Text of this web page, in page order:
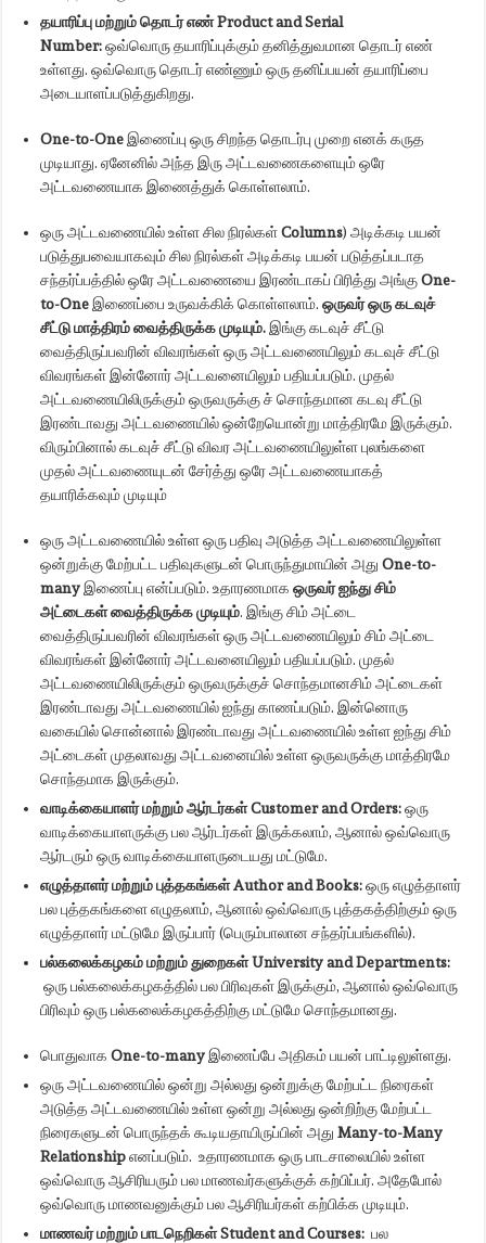
தயாரிப்பு மற்றும் தொடர் எண்Product and Serial
Number:ஒவ்வொரு தயாரிப்புக்கும் தனித்துவமான தொடர் எண்
உள்ளது. ஒவ்வொரு தொடர் எண்ணும் ஒரு தனிப்பயன் தயாரிப்பை
அடையாளப்படுத்துகிறது.
One-to-Oneஇணைப்பு ஒரு சிறந்த தொடர்பு முறை எனக் கருத
முடியாது. ஏனேனில் அந்த இரு அட்டவணைகளையும் ஒரே
அட்டவணையாக இணைத்துக் கொள்ளலாம்.
ஒரு அட்டவணையில் உள்ள சில நிரல்கள்Columns) அடிக்கடி பயன்
படுத்துபவையாகவும் சில நிரல்கள் அடிக்கடி பயன் படுத்தப்படாத
சந்தர்ப்பத்தில் ஒரே அட்டவணையை இரண்டாகப் பிரித்து அங்குOne-
to-Oneஇணைப்பை உருவக்கிக் கொள்ளலாம்.ஒருவர் ஒரு கடவுச்
சீட்டு மாத்திரம் வைத்திருக்க முடியும்.இங்கு கடவுச் சீட்டு
வைத்திருப்பவரின் விவரங்கள் ஒரு அட்டவணையிலும் கடவுச் சீட்டு
விவரங்கள் இன்னோர் அட்டவனையிலும் பதியப்படும். முதல்
அட்டவணையிலிருக்கும் ஒருவருக்கு ச் சொந்தமான கடவு சீட்டு
இரண்டாவது அட்டவணையில் ஒன்றேயொன்று மாத்திரமே இருக்கும்.
விரும்பினால் கடவுச் சீட்டு விவர அட்டவணையிலுள்ள புலங்களை
முதல் அட்டவணையுடன் சேர்த்து ஒரே அட்டவணையாகத்
தயாரிக்கவும் முடியும்
ஒரு அட்டவணையில் உள்ள ஒரு பதிவு அடுத்த அட்டவணையிலுள்ள
ஒன்றுக்கு மேற்பட்ட பதிவுகளுடன் பொருந்துமாயின் அதுOne-to-
manyஇணைப்பு என்ப்படும். உதாரணமாகஒருவர் ஐந்து சிம்
அட்டைகள் வைத்திருக்க முடியும். இங்கு சிம் அட்டை
வைத்திருப்பவரின் விவரங்கள் ஒரு அட்டவணையிலும் சிம் அட்டை
விவரங்கள் இன்னோர் அட்டவனையிலும் பதியப்படும். முதல்
அட்டவணையிலிருக்கும் ஒருவருக்குச் சொந்தமானசிம் அட்டைகள்
இரண்டாவது அட்டவணையில் ஐந்து காணப்படும். இன்னொரு
வகையில் சொன்னால் இரண்டாவது அட்டவணையில் உள்ள ஐந்து சிம்
அட்டைகள் முதலாவது அட்டவனையில் உள்ள ஒருவருக்கு மாத்திரமே
சொந்தமாக இருக்கும்.
வாடிக்கையாளர் மற்றும் ஆர்டர்கள்Customer and Orders:ஒரு
வாடிக்கையாளருக்கு பல ஆர்டர்கள் இருக்கலாம், ஆனால் ஒவ்வொரு
ஆர்டரும் ஒரு வாடிக்கையாளருடையது மட்டுமே.
எழுத்தாளர் மற்றும் புத்தகங்கள்Author and Books:ஒரு எழுத்தாளர்
பல புத்தகங்களை எழுதலாம், ஆனால் ஒவ்வொரு புத்தகத்திற்கும் ஒரு
எழுத்தாளர் மட்டுமே இருப்பார் (பெரும்பாலான சந்தர்ப்பங்களில்).
பல்கலைக்கழகம் மற்றும் துறைகள்University and Departments:
ஒரு பல்கலைக்கழகத்தில் பல பிரிவுகள் இருக்கும், ஆனால் ஒவ்வொரு
பிரிவும் ஒரு பல்கலைக்கழகத்திற்கு மட்டுமே சொந்தமானது.
பொதுவாகOne-to-manyஇணைப்பே அதிகம் பயன் பாட்டிலுள்ளது.
ஒரு அட்டவணையில் ஒன்று அல்லது ஒன்றுக்கு மேற்பட்ட நிரைகள்
அடுத்த அட்டவணையில் உள்ள ஒன்று அல்லது ஒன்றிற்கு மேற்பட்ட
நிரைகளுடன் பொருந்தக் கூடியதாயிருப்பின் அது Many-to-Many
Relationshipஎனப்படும். உதாரணமாக ஒரு பாடசாலையில் உள்ள
ஒவ்வொரு ஆசிரியரும் பல மாணவர்களுக்குக் கற்பிப்பர். அதேபோல்
ஒவ்வொரு மாணவனுக்கும் பல ஆசிரியர்கள் கற்பிக்க முடியும்.
மாணவர் மற்றும் பாடநெறிகள்Student and Courses: பல